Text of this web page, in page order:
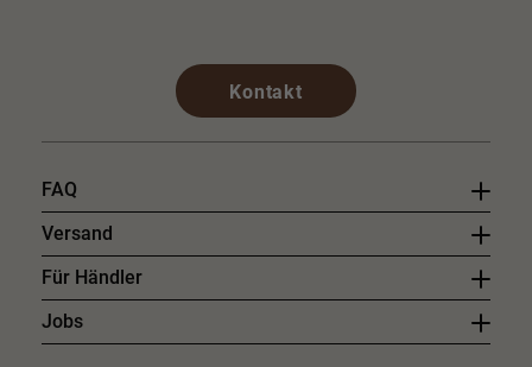
Kontakt
FAQ
Versand
Für Händler
Jobs